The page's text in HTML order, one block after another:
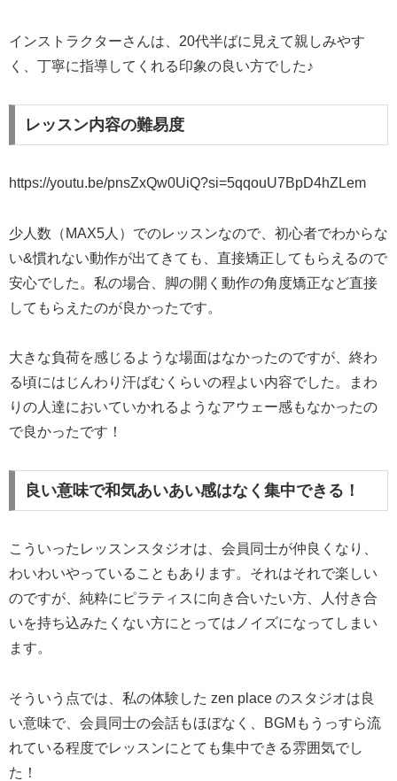
インストラクターさんは、20代半ばに見えて親しみやす
く、丁寧に指導してくれる印象の良い方でした♪
レッスン内容の難易度
https://youtu.be/pnsZxQw0UiQ?si=5qqouU7BpD4hZLem
少人数（MAX5人）でのレッスンなので、初心者でわからな
い&慣れない動作が出てきても、直接矯正してもらえるので
安心でした。私の場合、脚の開く動作の角度矯正など直接
してもらえたのが良かったです。
大きな負荷を感じるような場面はなかったのですが、終わ
る頃にはじんわり汗ばむくらいの程よい内容でした。まわ
りの人達においていかれるようなアウェー感もなかったの
で良かったです！
良い意味で和気あいあい感はなく集中できる！
こういったレッスンスタジオは、会員同士が仲良くなり、
わいわいやっていることもあります。それはそれで楽しい
のですが、純粋にピラティスに向き合いたい方、人付き合
いを持ち込みたくない方にとってはノイズになってしまい
ます。
そういう点では、私の体験した zen place のスタジオは良
い意味で、会員同士の会話もほぼなく、BGMもうっすら流
れている程度でレッスンにとても集中できる雰囲気でし
た！